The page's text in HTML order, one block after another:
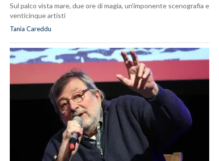
Sul palco vista mare, due ore di magia, un'imponente scenografia e
venticinque artisti
Tania Careddu